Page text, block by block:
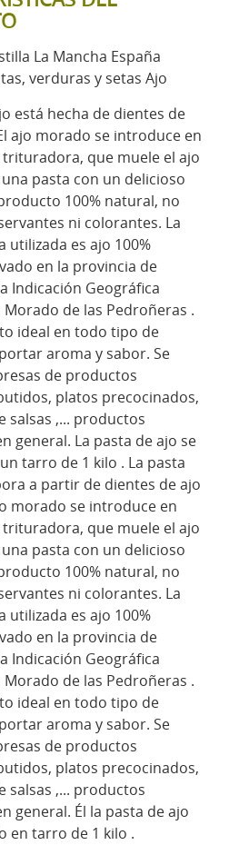
La Mancha España
verduras y setas Ajo
está hecha de dientes de
ajo morado se introduce en
que muele el ajo
pasta con un delicioso
100% natural, no
ni colorantes. La
utilizada es ajo 100%
en la provincia de
Indicación Geográfica
de las Pedroñeras .
ideal en todo tipo de
aroma y sabor. Se
de productos
platos precocinados,
salsas ,... productos
general. La pasta de ajo se
tarro de 1 kilo . La pasta
a partir de dientes de ajo
morado se introduce en
que muele el ajo
pasta con un delicioso
100% natural, no
ni colorantes. La
utilizada es ajo 100%
en la provincia de
Indicación Geográfica
de las Pedroñeras .
ideal en todo tipo de
aroma y sabor. Se
de productos
platos precocinados,
salsas ,... productos
general. Él la pasta de ajo
en tarro de 1 kilo .